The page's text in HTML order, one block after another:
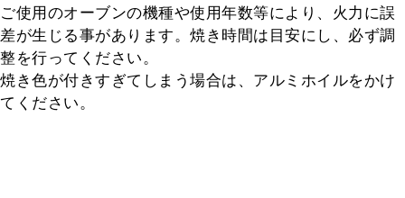
ご使用のオーブンの機種や使用年数等により、火力に誤
差が生じる事があります。焼き時間は目安にし、必ず調
整を行ってください。
焼き色が付きすぎてしまう場合は、アルミホイルをかけ
てください。